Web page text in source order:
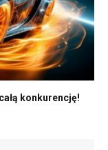
konkurencję!